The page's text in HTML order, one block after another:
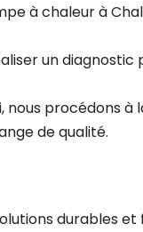
à chaleur à
un diagnostic
nous procédons
de qualité.
durables et